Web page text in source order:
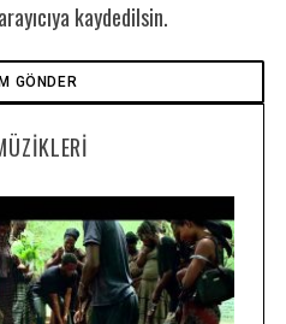
kaydedilsin.